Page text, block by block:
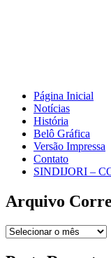
Página Inicial
Notícias
História
Belô Gráfica
Versão Impressa
Contato
SINDIJORI –
Arquivo
Arquivo
Trespontano